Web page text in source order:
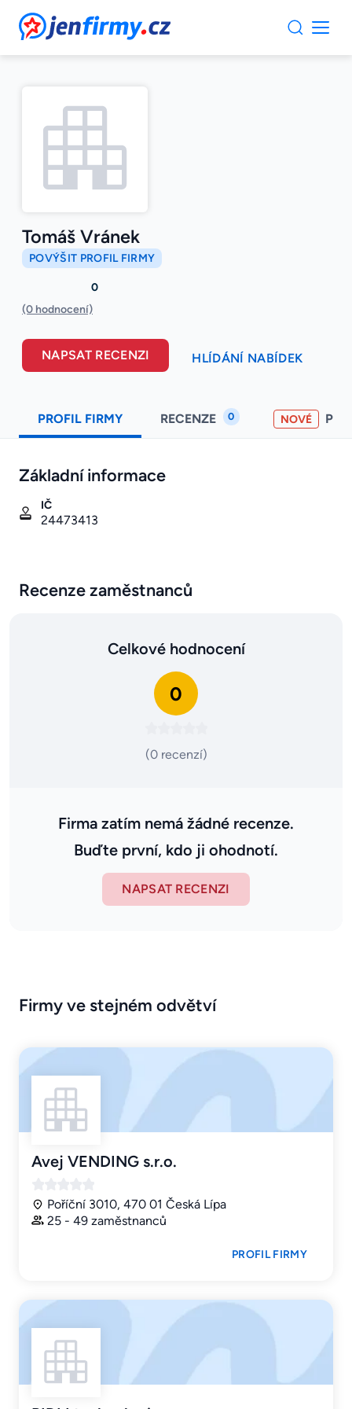
JenFirmy.cz
Tomáš Vránek
POVÝŠIT PROFIL FIRMY
0
(0 hodnocení)
NAPSAT RECENZI HLÍDÁNÍ NABÍDEK
PROFIL FIRMY RECENZE 0 NOVÉ
Základní informace
IČ
24473413
Recenze zaměstnanců
Celkové hodnocení
0
(0 recenzí)
Firma zatím nemá žádné recenze.
Buďte první, kdo ji ohodnotí.
NAPSAT RECENZI
Firmy ve stejném odvětví
Avej VENDING s.r.o.
Poříční 3010, 470 01 Česká Lípa
25 - 49 zaměstnanců
PROFIL FIRMY